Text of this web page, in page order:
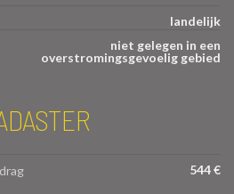
landelijk
niet gelegen in een
overstromingsgevoelig gebied
544 €